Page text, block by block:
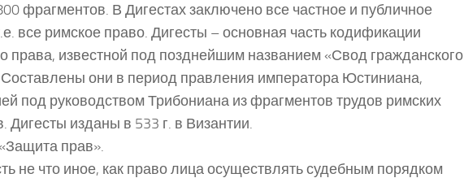
фрагментов. В Дигестах заключено все частное и публичное
все римское право. Дигесты – основная часть кодификации
права, известной под позднейшим названием «Свод гражданского
они в период правления императора Юстиниана,
под руководством Трибониана из фрагментов трудов римских
Дигесты изданы в 533 г. в Византии.
прав».
не что иное, как право лица осуществлять судебным порядком